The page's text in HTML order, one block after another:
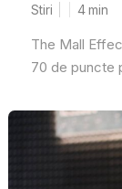
Stiri 4min
The Mall
70 de puncte